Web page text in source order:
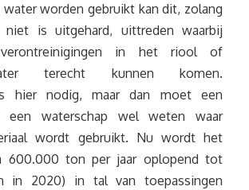
worden gebruikt kan dit, zolang
niet is uitgehard, uittreden waarbij
verontreinigingen in het riool of
terecht kunnen komen.
hier nodig, maar dan moet een
een waterschap wel weten waar
wordt gebruikt. Nu wordt het
600.000 ton per jaar oplopend tot
in 2020) in tal van toepassingen